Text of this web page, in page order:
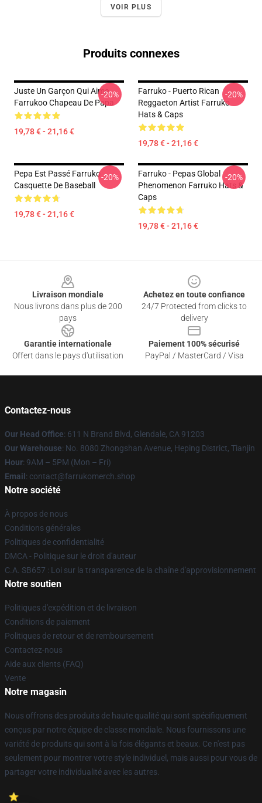
VOIR PLUS
Produits connexes
Juste Un Garçon Qui Aime
Farrukoo Chapeau De Papa
19,78 € - 21,16 €
-20%
Farruko - Puerto Rican
Reggaeton Artist Farruko
Hats & Caps
19,78 € - 21,16 €
-20%
Pepa Est Passé Farruko
Casquette De Baseball
19,78 € - 21,16 €
-20%
Farruko - Pepas Global
Phenomenon Farruko Hats &
Caps
19,78 € - 21,16 €
-20%
Livraison mondiale
Nous livrons dans plus de 200
pays
Achetez en toute confiance
24/7 Protected from clicks to
delivery
Garantie internationale
Offert dans le pays d'utilisation
Paiement 100% sécurisé
PayPal / MasterCard / Visa
Contactez-nous
Our Head Office: 611 N Brand Blvd, Glendale, CA 91203
Our Warehouse: No. 8080 Zhongshan Avenue, Heping District, Tianjin
Hour: 9AM – 5PM (Mon – Fri)
Email : contact@farrukomerch.shop
Notre société
À propos de nous
Conditions générales
Politiques de confidentialité
DMCA - Politique sur le droit d'auteur
C.A. SB657 : Loi sur la transparence de la chaîne d'approvisionnement
Notre soutien
Politiques d'expédition et de livraison
Conditions de paiement
Politiques de retour et de remboursement
Contactez-nous
Aide aux clients (FAQ)
Vente
Notre magasin
Nous offrons des produits de haute qualité qui sont spécifiquement
conçus par notre équipe de classe mondiale. Nous fournissons une
variété de produits qui sont à la fois élégants et beaux. Ce n'est pas
seulement pour montrer votre style individuel, mais aussi pour vous de
partager votre individualité avec les autres.